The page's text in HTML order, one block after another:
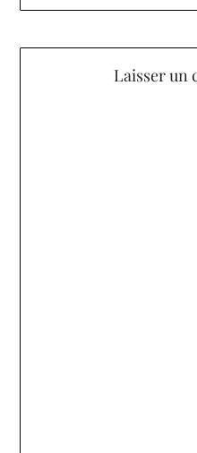
Laisser un